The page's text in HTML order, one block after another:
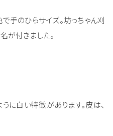
手のひらサイズ。坊っちゃん刈
が付きました。
に白い特徴があります。皮は、